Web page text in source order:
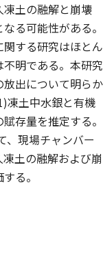
土の融解と崩壊
る可能性がある。
する研究はほとん
明である。本研究
出について明らか
凍土中水銀と有機
存量を推定する。
、現場チャンバー
土の融解および崩
る。